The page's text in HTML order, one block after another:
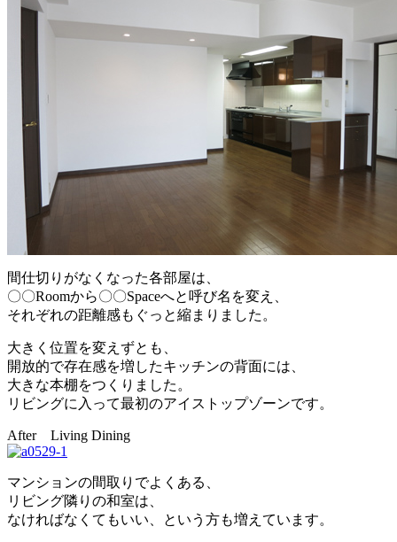
間仕切りがなくなった各部屋は、
〇〇Roomから〇〇Spaceへと呼び名を変え、
それぞれの距離感もぐっと縮まりました。
大きく位置を変えずとも、
開放的で存在感を増したキッチンの背面には、
大きな本棚をつくりました。
リビングに入って最初のアイストップゾーンです。
After Living Dining
マンションの間取りでよくある、
リビング隣りの和室は、
なければなくてもいい、という方も増えています。